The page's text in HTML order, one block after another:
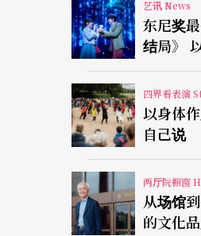
艺讯 News
东尼奖
结局》
视有限
四界看表演
以身体
自己说
两厅院橱窗
从场馆
的文化